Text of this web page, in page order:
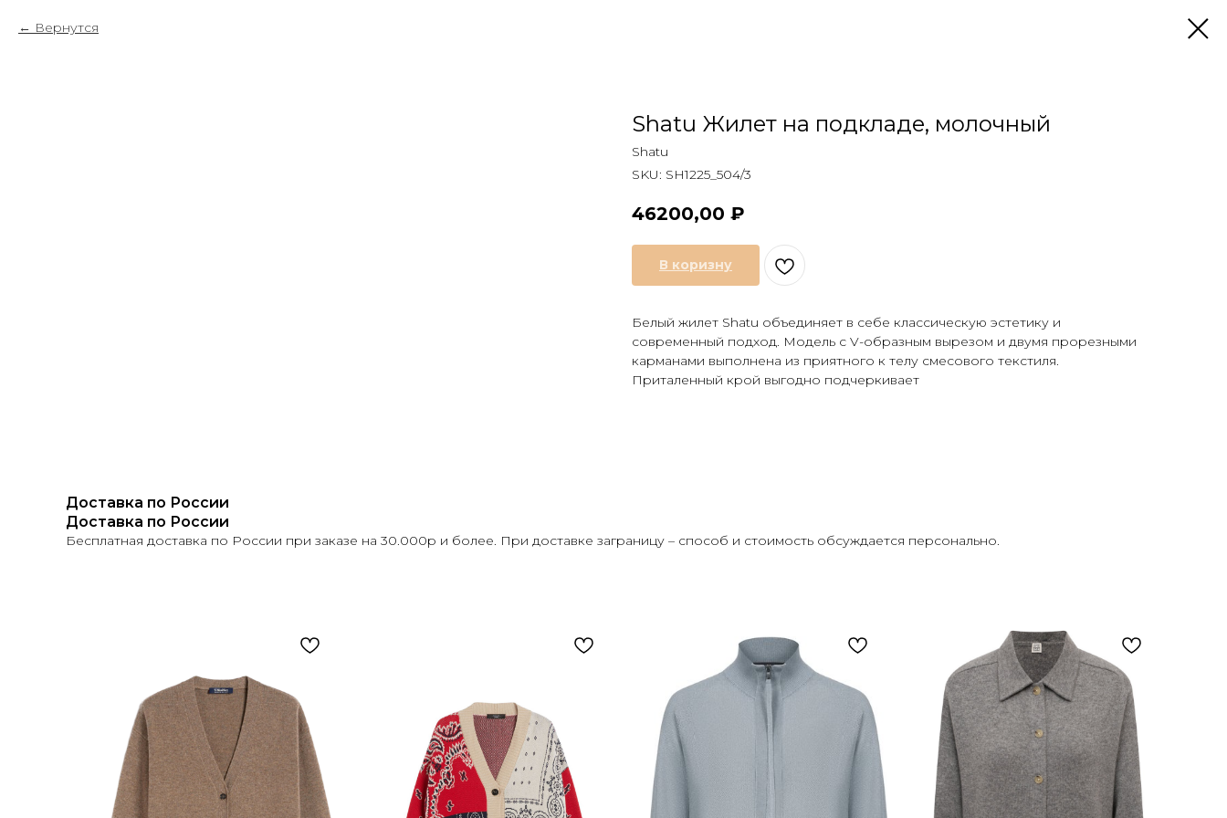
Вернутся
Shatu Жилет на подкладе, молочный
Shatu
SKU: SH1225_504/3
46200,00 ₽
В коризну
Белый жилет Shatu объединяет в себе классическую эстетику и
современный подход. Модель с V-образным вырезом и двумя прорезными
карманами выполнена из приятного к телу смесового текстиля.
Приталенный крой выгодно подчеркивает
Доставка по России
Доставка по России
Бесплатная доставка по России при заказе на 30.000р и более. При доставке заграницу – способ и стоимость обсуждается персонально.